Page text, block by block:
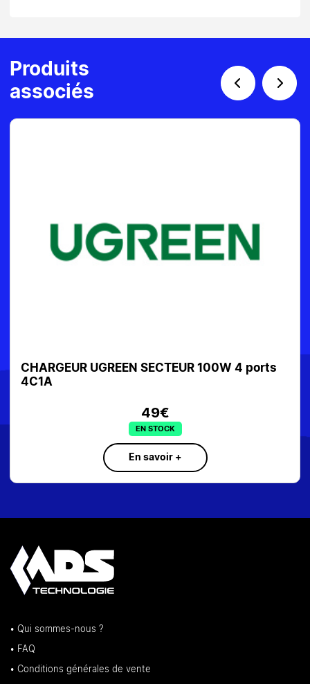
Produits
associés
CHARGEUR USB-C 30W WHITE ESTUFF
SUR COMMANDE
En savoir +
• Qui sommes-nous ?
• FAQ
• Conditions générales de vente